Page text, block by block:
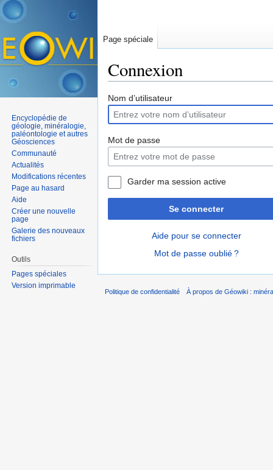
Connexion
Nom d’utilisateur
Mot de passe
Garder ma session active
Se connecter
Aide pour se connecter
Mot de passe oublié ?
Page spéciale
Encyclopédie de
géologie, minéralogie,
paléontologie et autres
Géosciences
Communauté
Actualités
Modifications récentes
Page au hasard
Aide
Créer une nouvelle
page
Galerie des nouveaux
fichiers
Outils
Pages spéciales
Version imprimable
Politique de confidentialité À propos de Géowiki :